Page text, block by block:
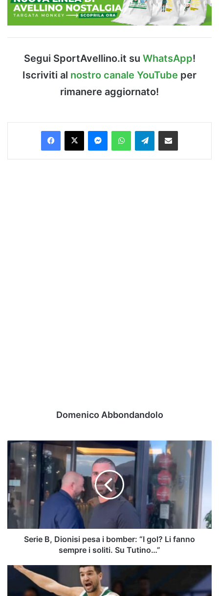
Segui SportAvellino.it su WhatsApp!
Iscriviti al nostro canale YouTube per
rimanere aggiornato!
Facebook
X MessengerWhatsAppTelegramCondividi via Email
Domenico Abbondandolo
Serie
Dionisi
pesa
bomber:
“I
gol?
Li
soliti.
Tutino…”
Serie B, Dionisi pesa i bomber: “I gol? Li fanno
sempre i soliti. Su Tutino…”
Avellino
Basket,